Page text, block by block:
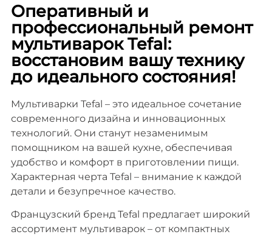
Оперативный и
профессиональный ремонт
мультиварок Tefal:
восстановим вашу технику
до идеального состояния!
Мультиварки Tefal – это идеальное сочетание
современного дизайна и инновационных
технологий. Они станут незаменимым
помощником на вашей кухне, обеспечивая
удобство и комфорт в приготовлении пищи.
Характерная черта Tefal – внимание к каждой
детали и безупречное качество.
Французский бренд Tefal предлагает широкий
ассортимент мультиварок – от компактных